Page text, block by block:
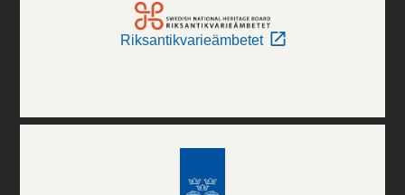
Riksantikvarieämbetet